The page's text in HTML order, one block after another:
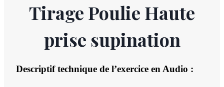
Tirage Poulie Haute
prise supination
Descriptif technique de l’exercice en Audio :